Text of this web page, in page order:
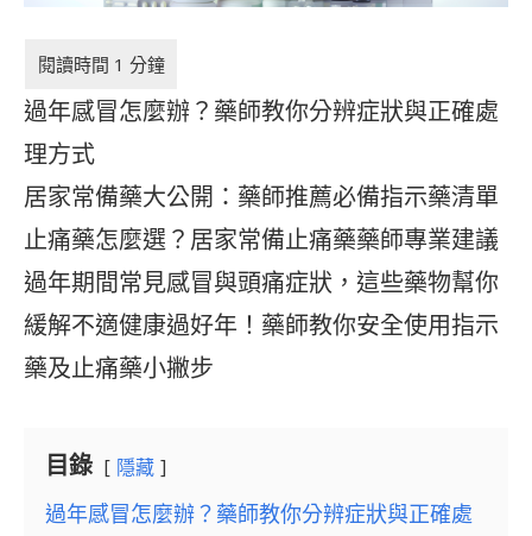
過年感冒怎麼辦？藥師教你分辨症狀與正確處
理方式
居家常備藥大公開：藥師推薦必備指示藥清單
止痛藥怎麼選？居家常備止痛藥藥師專業建議
過年期間常見感冒與頭痛症狀，這些藥物幫你
緩解不適健康過好年！藥師教你安全使用指示
藥及止痛藥小撇步
目錄 隱藏
過年感冒怎麼辦？藥師教你分辨症狀與正確處